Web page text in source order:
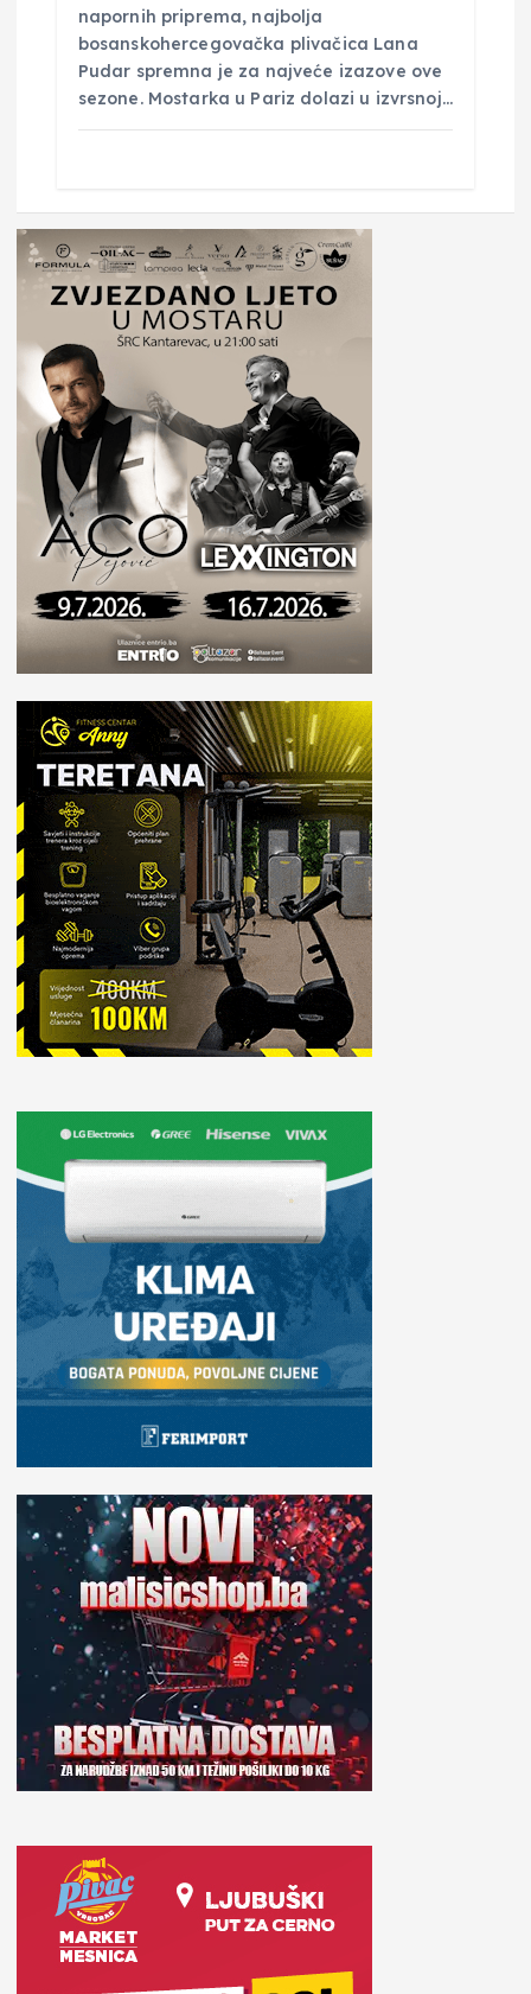
napornih priprema, najbolja
bosanskohercegovačka plivačica Lana
Pudar spremna je za najveće izazove ove
sezone. Mostarka u Pariz dolazi u izvrsnoj…